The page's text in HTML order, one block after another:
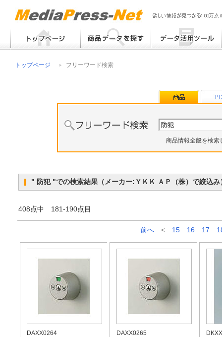
メーカー別検索
トップページ フリーワード検索
商品情報全般を検索
" 防犯 "での検索結果（メーカー:ＹＫＫ ＡＰ（株）で絞
408点中 181-190点目
前へ < 15 16 17
DAXX0264
DAXX0265